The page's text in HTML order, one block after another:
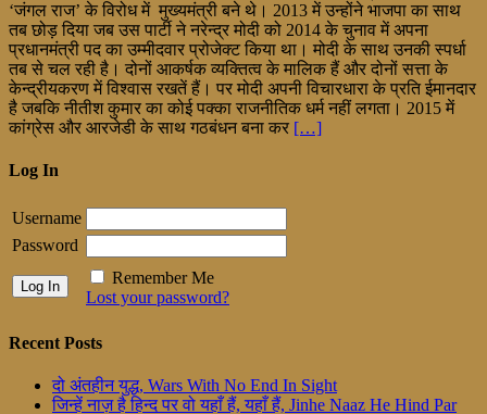
‘जंगल राज’ के विरोध में मुख्यमंत्री बने थे। 2013 में उन्होंने भाजपा का साथ
तब छोड़ दिया जब उस पार्टी ने नरेन्द्र मोदी को 2014 के चुनाव में अपना
प्रधानमंत्री पद का उम्मीदवार प्रोजेक्ट किया था। मोदी के साथ उनकी स्पर्धा
तब से चल रही है। दोनों आकर्षक व्यक्तित्व के मालिक हैं और दोनों सत्ता के
केन्द्रीयकरण में विश्वास रखतें हैं। पर मोदी अपनी विचारधारा के प्रति ईमानदार
है जबकि नीतीश कुमार का कोई पक्का राजनीतिक धर्म नहीं लगता। 2015 में
कांग्रेस और आरजेडी के साथ गठबंधन बना कर […]
Log In
Username
Password
Remember Me
Lost your password?
Recent Posts
दो अंतहीन युद्ध, Wars With No End In Sight
जिन्हें नाज़ है हिन्द पर वो यहाँ हैं, यहाँ हैं, Jinhe Naaz He Hind Par